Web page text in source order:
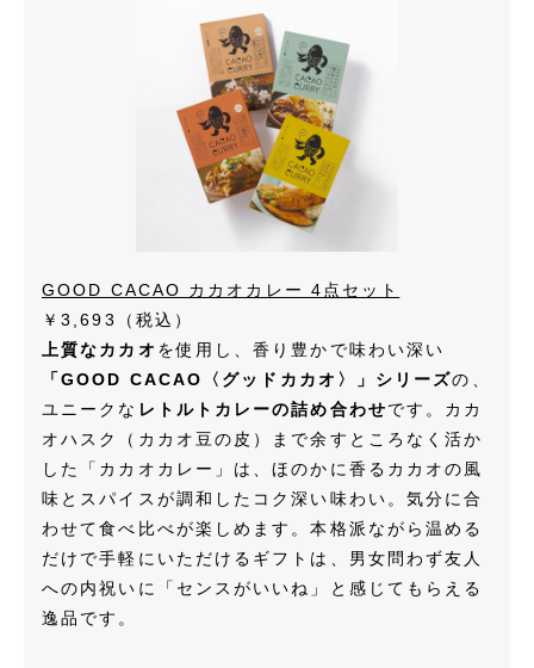
GOOD CACAO カカオカレー 4点セット
￥3,693
（税込）
上質なカカオ を使用し、香り豊かで味わい深い
「GOOD CACAO〈グッドカカオ〉」シリーズの、
ユニークな レトルトカレーの詰め合わせです。カカ
オハスク（カカオ豆の皮）まで余すところなく活か
した「カカオカレー」は、ほのかに香るカカオの風
味とスパイスが調和したコク深い味わい。気分に合
わせて食べ比べが楽しめます。本格派ながら温める
だけで手軽にいただけるギフトは、男女問わず友人
への内祝いに「センスがいいね」と感じてもらえる
逸品です。